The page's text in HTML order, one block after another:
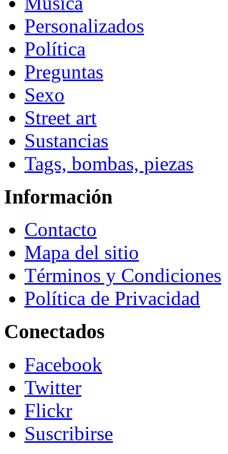
Personalizados
Política
Preguntas
Sexo
Street art
Sustancias
Tags, bombas, piezas
Información
Contacto
Mapa del sitio
Términos y Condiciones
Política de Privacidad
Conectados
Facebook
Twitter
Flickr
Suscribirse